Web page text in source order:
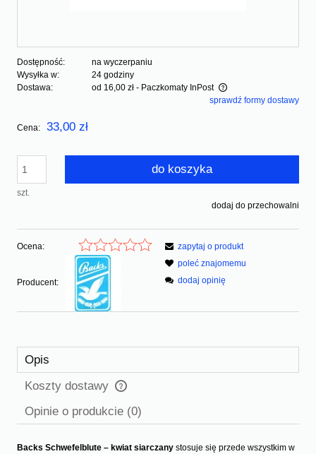
Dostępność:
na wyczerpaniu
Wysyłka w:
24 godziny
Dostawa:
od 16,00 zł - Paczkomaty InPost
Cena nie zawiera ewentualnych kosztów płatnościsprawdź formy dostawy
Cena: 33,00 zł
szt.
do koszyka
dodaj do przechowalni
Ocena:
Producent:
zapytaj o produkt
poleć znajomemu
dodaj opinię
Opis
Koszty dostawy
Cena nie zawiera ewentualnych kosztów płatności
Opinie o produkcie (0)
Backs Schwefelblute – kwiat siarczany stosuje się przede wszystkim w